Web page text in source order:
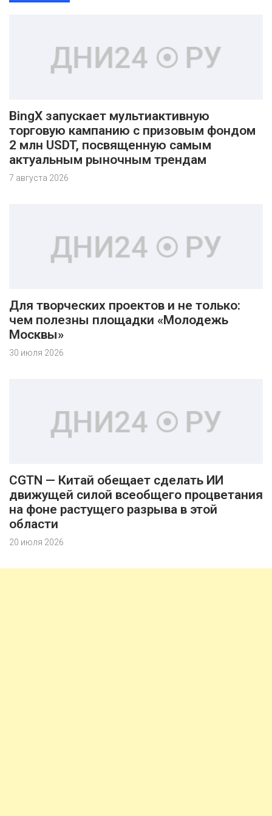
BingX запускает мультиактивную
торговую кампанию с призовым фондом
2 млн USDT, посвященную самым
актуальным рыночным трендам
7 августа 2026
Для творческих проектов и не только:
чем полезны площадки «Молодежь
Москвы»
30 июля 2026
CGTN — Китай обещает сделать ИИ
движущей силой всеобщего процветания
на фоне растущего разрыва в этой
области
20 июля 2026